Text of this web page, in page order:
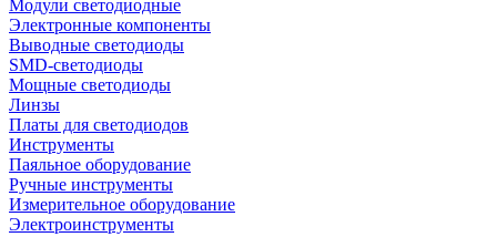
Модули светодиодные
Электронные компоненты
Выводные светодиоды
SMD-светодиоды
Мощные светодиоды
Линзы
Платы для светодиодов
Инструменты
Паяльное оборудование
Ручные инструменты
Измерительное оборудование
Электроинструменты